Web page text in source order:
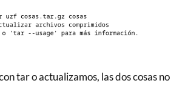
tar o actualizamos, las dos cosas no